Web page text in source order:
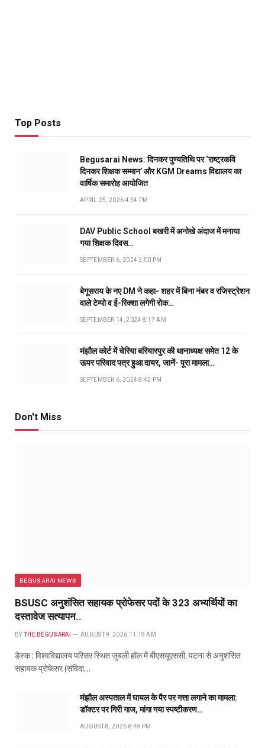
Top Posts
Begusarai News: दिनकर पुण्यतिथि पर ‘राष्ट्रकवि
दिनकर शिक्षक सम्मान’ और KGM Dreams विद्यालय का
वार्षिक समारोह आयोजित
APRIL 25, 2026 4:54 PM
DAV Public School बखरी में अनोखे अंदाज में मनाया
गया शिक्षक दिवस…
SEPTEMBER 6, 2024 2:00 PM
बेगूसराय के नए DM ने कहा- शहर में बिना नंबर व रजिस्ट्रेशन
वाले टेम्पो व ई-रिक्शा लगेगी रोक…
SEPTEMBER 14, 2024 8:17 AM
मंझौल कोर्ट में चेरिया बरियारपुर की थानाध्यक्ष समेत 12 के
ऊपर परिवाद पत्र हुआ दायर, जानें- पूरा मामला…
SEPTEMBER 6, 2024 8:42 PM
Don't Miss
BEGUSARAI NEWS
BSUSC अनुशंसित सहायक प्रोफेसर पदों के 323 अभ्यर्थियों का
दस्तावेज सत्यापन..
BY THE BEGUSARAI AUGUST 9, 2026 11:19 AM
डेस्क : विश्वविद्यालय परिसर स्थित जुबली हॉल में बीएसयूएससी, पटना से अनुशंसित
सहायक प्रोफेसर (संविदा…
मंझौल अस्पताल में घायल के पैर पर गत्ता लगाने का मामला:
डॉक्टर पर गिरी गाज, मांगा गया स्पष्टीकरण…
AUGUST 8, 2026 8:48 PM